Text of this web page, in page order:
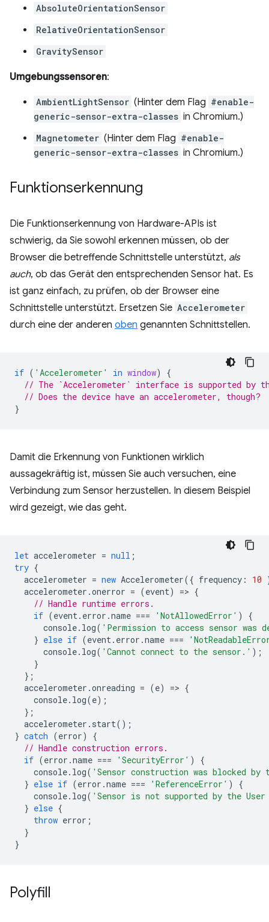
AbsoluteOrientationSensor
RelativeOrientationSensor
GravitySensor
Umgebungssensoren:
AmbientLightSensor (Hinter dem Flag #enable-
generic-sensor-extra-classes in Chromium.)
Magnetometer (Hinter dem Flag #enable-
generic-sensor-extra-classes in Chromium.)
Funktionserkennung
Die Funktionserkennung von Hardware-APIs ist
schwierig, da Sie sowohl erkennen müssen, ob der
Browser die betreffende Schnittstelle unterstützt, als
auch, ob das Gerät den entsprechenden Sensor hat. Es
ist ganz einfach, zu prüfen, ob der Browser eine
Schnittstelle unterstützt. Ersetzen Sie Accelerometer
durch eine der anderen oben genannten Schnittstellen.
if ( 'Accelerometer' in window)
{
// The `Accelerometer` interface is supported by
// Does the device have an accelerometer, though?
}
Damit die Erkennung von Funktionen wirklich
aussagekräftig ist, müssen Sie auch versuchen, eine
Verbindung zum Sensor herzustellen. In diesem Beispiel
wird gezeigt, wie das geht.
let accelerometer = null ;
try {
accelerometer = new Accelerometer({ frequency : 10
accelerometer .onerror = (event) => {
// Handle runtime errors.
if (event. error .name === 'NotAllowedError' )
{
console. log( 'Permission to access sensor was
} else if (event. error .name ===
console. log( 'Cannot connect to the sensor.' );
}
};
accelerometer .onreading = (e) => {
console. log(e);
};
accelerometer . start();
} catch (error)
{
// Handle construction errors.
if (error .name === 'SecurityError' )
{
console. log( 'Sensor construction was blocked
} else if (error .name === 'ReferenceError' )
{
console. log( 'Sensor is not supported by the
} else {
throw error ;
}
}
Polyfill